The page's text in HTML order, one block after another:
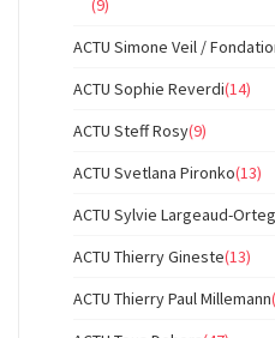
(9)
ACTU Simone Veil /
ACTU Sophie Reverdi(14)
ACTU Steff Rosy(9)
ACTU Svetlana Pironko(13)
ACTU Sylvie Largeaud-
ACTU Thierry Gineste(13)
ACTU Thierry Paul Millemann